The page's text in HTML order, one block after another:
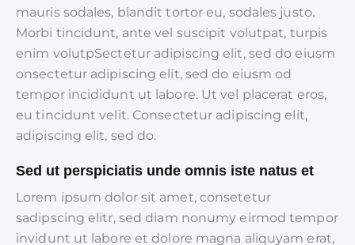
mauris sodales, blandit tortor eu, sodales justo.
Morbi tincidunt, ante vel suscipit volutpat, turpis
enim volutpSectetur adipiscing elit, sed do eiusm
onsectetur adipiscing elit, sed do eiusm od
tempor incididunt ut labore. Ut vel placerat eros,
eu tincidunt velit. Consectetur adipiscing elit,
adipiscing elit, sed do.
Sed ut perspiciatis unde omnis iste natus et
Lorem ipsum dolor sit amet, consetetur
sadipscing elitr, sed diam nonumy eirmod tempor
invidunt ut labore et dolore magna aliquyam erat,